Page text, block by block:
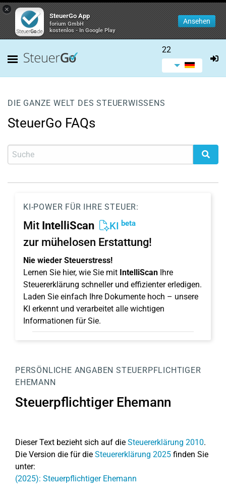
×
SteuerGo App
forium GmbH
kostenlos - In Google Play
Ansehen
22
DIE GANZE WELT DES STEUERWISSENS
SteuerGo FAQs
KI-POWER FÜR IHRE STEUER:
Mit IntelliScan KI beta
zur mühelosen Erstattung!
Nie wieder Steuerstress!
Lernen Sie hier, wie Sie mit IntelliScan Ihre
Steuererklärung schneller und effizienter erledigen.
Laden Sie einfach Ihre Dokumente hoch – unsere
KI erkennt und verarbeitet alle wichtigen
Informationen für Sie.
PERSÖNLICHE ANGABEN STEUERPFLICHTIGER
EHEMANN
Steuerpflichtiger Ehemann
Dieser Text bezieht sich auf die Steuererklärung 2010.
Die Version die für die Steuererklärung 2025 finden Sie
unter:
(2025): Steuerpflichtiger Ehemann